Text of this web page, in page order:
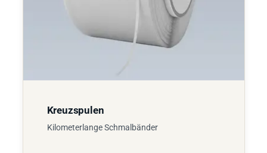
Kreuzspulen
Kilometerlange Schmalbänder